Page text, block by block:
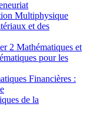
Multiphysique
et des
2 Mathématiques et
pour les
Financières :
de la